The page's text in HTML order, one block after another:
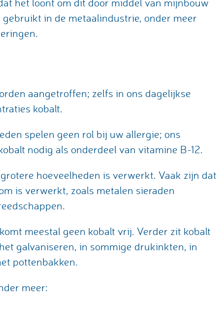
in de metaalindustrie, onder meer
aangetroffen; zelfs in ons dagelijkse
kobalt.
spelen geen rol bij uw allergie; ons
nodig als onderdeel van vitamine B-12.
hoeveelheden is verwerkt. Vaak zijn dat
is verwerkt, zoals metalen sieraden
meestal geen kobalt vrij. Verder zit kobalt
galvaniseren, in sommige drukinkten, in
pottenbakken.
meer: